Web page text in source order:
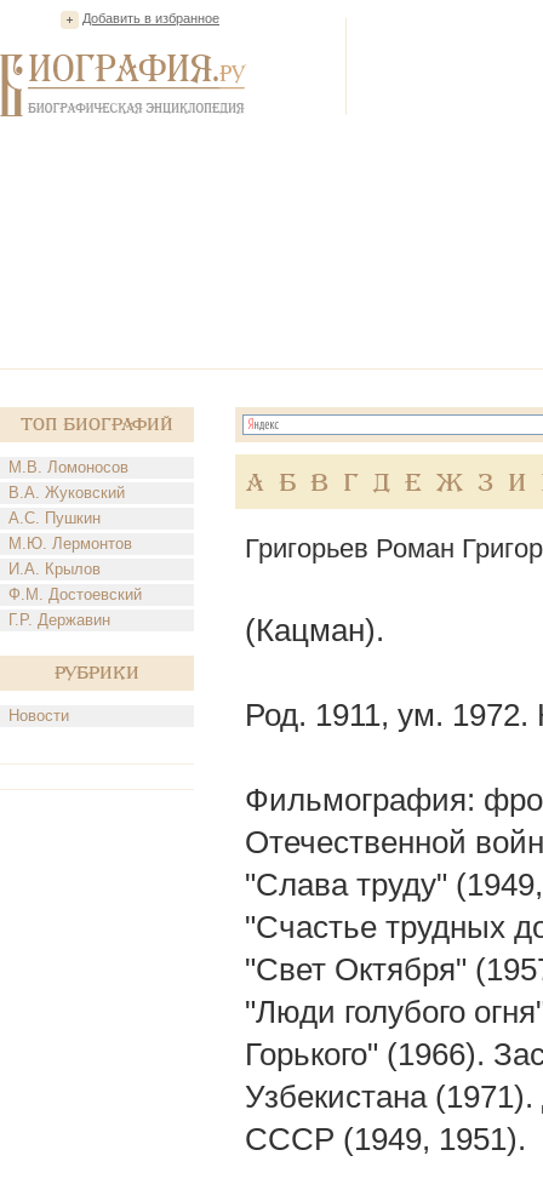
Добавить в избранное
Топ Биографий
М.В. Ломоносов
В.А. Жуковский
А.С. Пушкин
М.Ю. Лермонтов
И.А. Крылов
Ф.М. Достоевский
Г.Р. Державин
Рубрики
Новости
А Б В Г Д Е Ж З И
Григорьев Роман
(Кацман).
Род. 1911, ум. 1972.
Фильмография:
Отечественной
"Слава труду"
"Счастье трудных
"Свет Октября"
"Люди голубого
Горького" (1966).
Узбекистана
СССР (1949, 1951).